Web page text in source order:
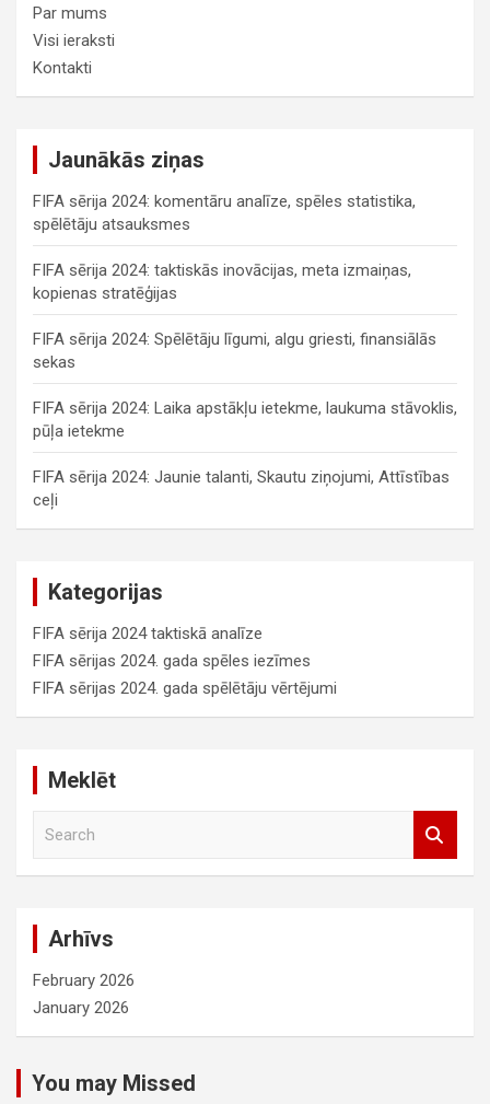
Par mums
Visi ieraksti
Kontakti
Jaunākās ziņas
FIFA sērija 2024: komentāru analīze, spēles statistika,
spēlētāju atsauksmes
FIFA sērija 2024: taktiskās inovācijas, meta izmaiņas,
kopienas stratēģijas
FIFA sērija 2024: Spēlētāju līgumi, algu griesti, finansiālās
sekas
FIFA sērija 2024: Laika apstākļu ietekme, laukuma stāvoklis,
pūļa ietekme
FIFA sērija 2024: Jaunie talanti, Skautu ziņojumi, Attīstības
ceļi
Kategorijas
FIFA sērija 2024 taktiskā analīze
FIFA sērijas 2024. gada spēles iezīmes
FIFA sērijas 2024. gada spēlētāju vērtējumi
Meklēt
Arhīvs
February 2026
January 2026
You may Missed